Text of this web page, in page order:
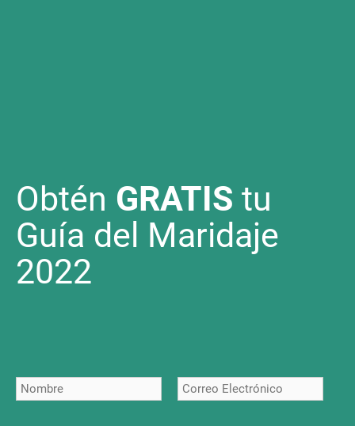
Obtén GRATIS tu
Guía del Maridaje
2022